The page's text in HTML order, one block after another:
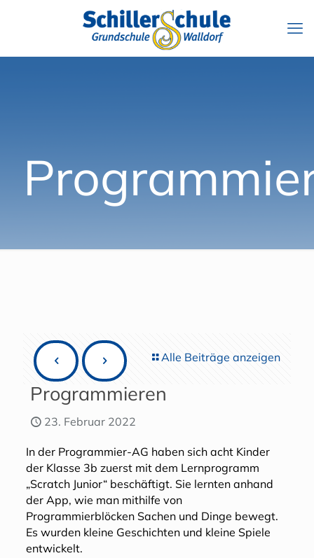
Alle Beiträge anzeigen
Programmieren
23. Februar 2022
In der Programmier-AG haben sich acht Kinder
der Klasse 3b zuerst mit dem Lernprogramm
„Scratch Junior“ beschäftigt. Sie lernten anhand
der App, wie man mithilfe von
Programmierblöcken Sachen und Dinge bewegt.
Es wurden kleine Geschichten und kleine Spiele
entwickelt.